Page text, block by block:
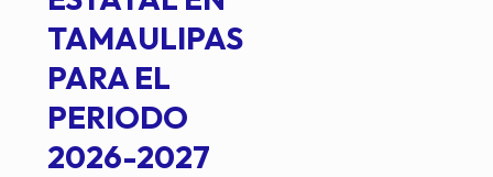
TAMAULIPAS
PARA EL
PERIODO
2026-2027